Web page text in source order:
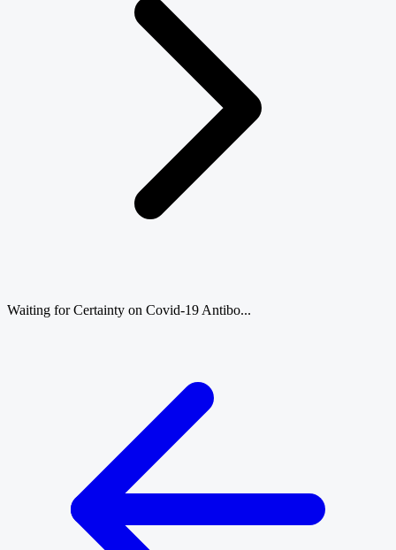
Waiting for Certainty on Covid-19 Antibo...